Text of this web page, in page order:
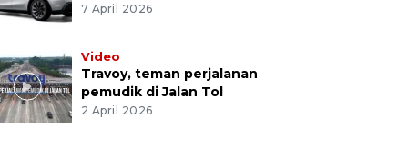
7 April 2026
Video
Travoy, teman perjalanan
pemudik di Jalan Tol
2 April 2026